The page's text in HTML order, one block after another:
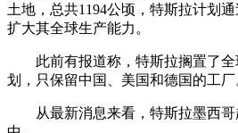
土地，总共1194公顷，特斯拉计划
扩大其全球生产能力。
此前有报道称，特斯拉搁置了
划，只保留中国、美国和德国的工厂
从最新消息来看，特斯拉墨西